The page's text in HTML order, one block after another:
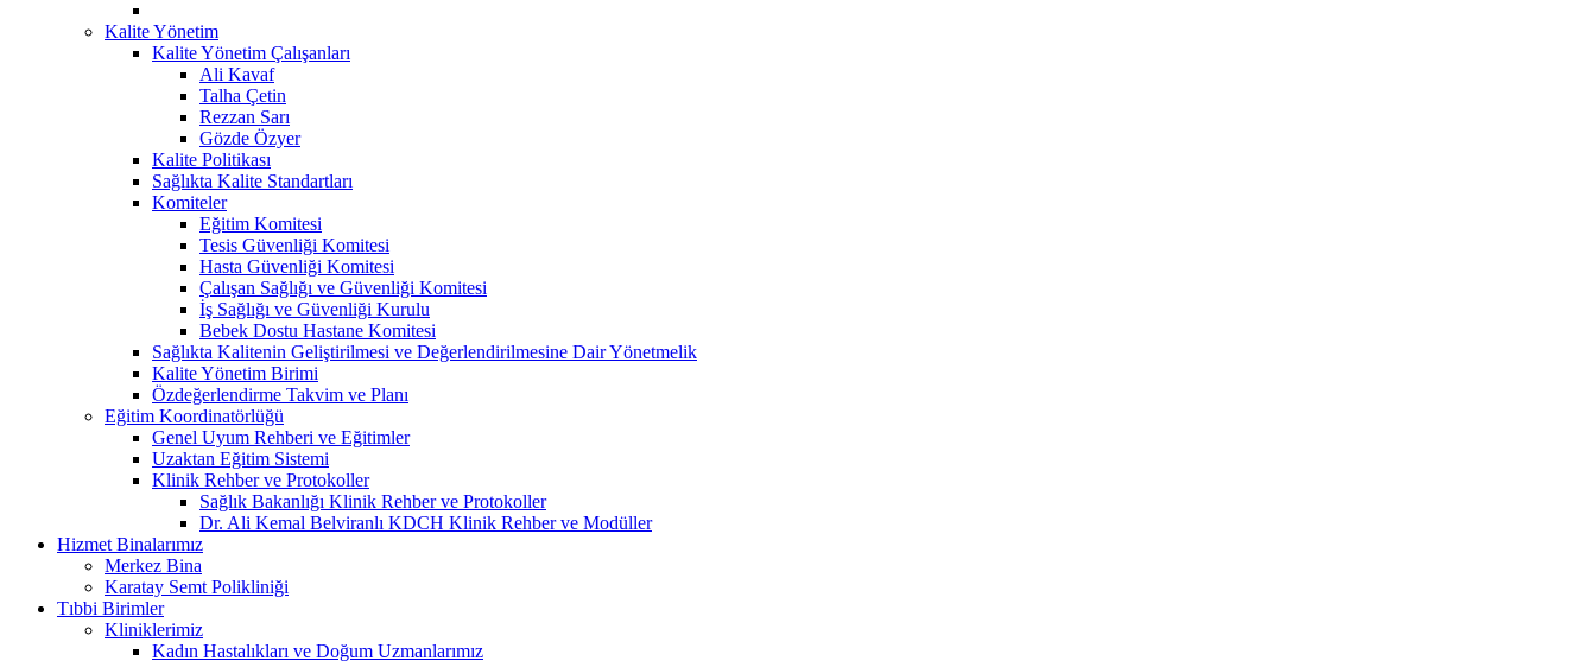
Kalite Yönetim
Kalite Yönetim Çalışanları
Ali Kavaf
Talha Çetin
Rezzan Sarı
Gözde Özyer
Kalite Politikası
Sağlıkta Kalite Standartları
Komiteler
Eğitim Komitesi
Tesis Güvenliği Komitesi
Hasta Güvenliği Komitesi
Çalışan Sağlığı ve Güvenliği Komitesi
İş Sağlığı ve Güvenliği Kurulu
Bebek Dostu Hastane Komitesi
Sağlıkta Kalitenin Geliştirilmesi ve Değerlendirilmesine Dair Yönetmelik
Kalite Yönetim Birimi
Özdeğerlendirme Takvim ve Planı
Eğitim Koordinatörlüğü
Genel Uyum Rehberi ve Eğitimler
Uzaktan Eğitim Sistemi
Klinik Rehber ve Protokoller
Sağlık Bakanlığı Klinik Rehber ve Protokoller
Dr. Ali Kemal Belviranlı KDCH Klinik Rehber ve Modüller
Hizmet Binalarımız
Merkez Bina
Karatay Semt Polikliniği
Tıbbi Birimler
Kliniklerimiz
Kadın Hastalıkları ve Doğum Uzmanlarımız